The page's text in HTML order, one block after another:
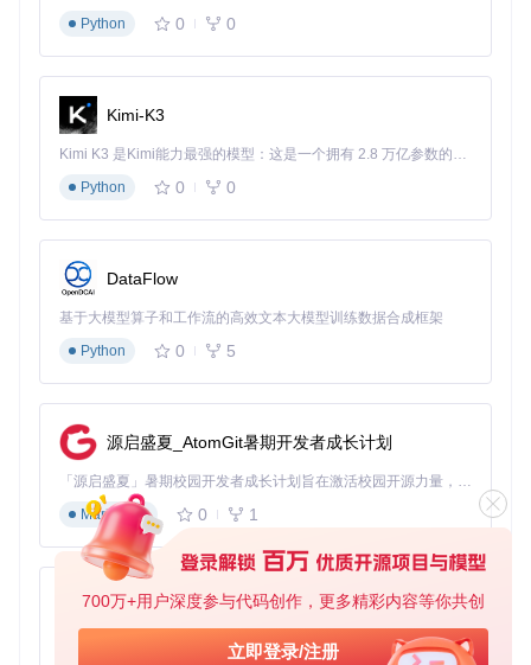
700万+用户深度参与代码创作，更多精彩内容等你共创
立即登录/注册
2.2 产品经理的界面原型演示录制
创新应用：
选择"窗口录制"模式并启用"智能跟随"，自动追踪原型工具
窗口
利用"定时录制"功能捕捉自动化测试流程
导出时选择"带时间戳"模式，便于需求评审时精确定位讨论
图2：深色模式下的窗口录制界面，适合长时间使用场景
2.3 音乐制作人的音频可视化录制
专业技巧：
调整采样率至48kHz/24bit确保音频质量
使用"标记"功能在关键音频段落添加时间戳
导出为ProRes格式保留后期编辑空间
2.4 在线课程创作者的多场景切换方案
工作流优化：
课前：使用"区域录制"预设课程内容区域
课中：通过全局快捷键快速切换"全屏/区域"录制模式
课后：利用"视频剪辑"功能快速裁剪冗余片段
Python
0 0
Kimi-K3
Kimi K3 是Kimi能力最强的模型：这是一个拥有 2.8 万亿参数的混合专家（MoE）模型，具备原生视觉理解能力，并支持 100 万 token 的上下文窗口。
Python
0 0
DataFlow
基于大模型算子和工作流的高效文本大模型训练数据合成框架
Python
0 5
源启盛夏_AtomGit暑期开发者成长计划
「源启盛夏」暑期校园开发者成长计划旨在激活校园开源力量，通过积分激励、认证扶持、资源倾斜等形式，引导高校组织和开发者完成「入驻 — 建项目 — 做贡献 — 获认证 — 得资源」的完整闭环。无论你是想带领社团入驻平台的组织者，还是希望用代码贡献证明自己的开发者，都能在这里找到属于你的成长路径。
Markdown
0 1
py-xiaozhi
基于Python的Xiaozhi AI，适用于想要完整Xiaozhi体验而无需拥有专用硬件的用户。